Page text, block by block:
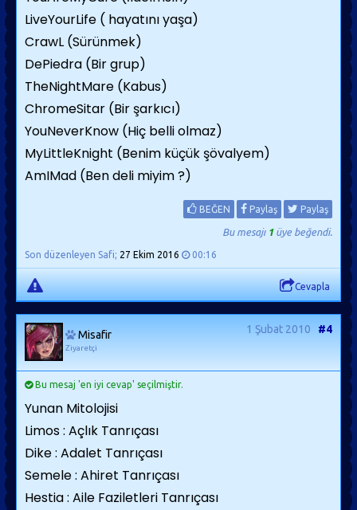
LiveYourLife ( hayatını yaşa)
CrawL (Sürünmek)
DePiedra (Bir grup)
TheNightMare (Kabus)
ChromeSitar (Bir şarkıcı)
YouNeverKnow (Hiç belli olmaz)
MyLittleKnight (Benim küçük şövalyem)
AmIMad (Ben deli miyim ?)
BEĞEN Paylaş Paylaş
Bu mesajı 1üye beğendi.
Son düzenleyen Safi; 27 Ekim 2016 00:16
Cevapla
Misafir
Ziyaretçi
1 Şubat 2010 #4
Bu mesaj 'en iyi cevap' seçilmiştir.
Yunan Mitolojisi
Limos : Açlık Tanrıçası
Dike : Adalet Tanrıçası
Semele : Ahiret Tanrıçası
Hestia : Aile Faziletleri Tanrıçası